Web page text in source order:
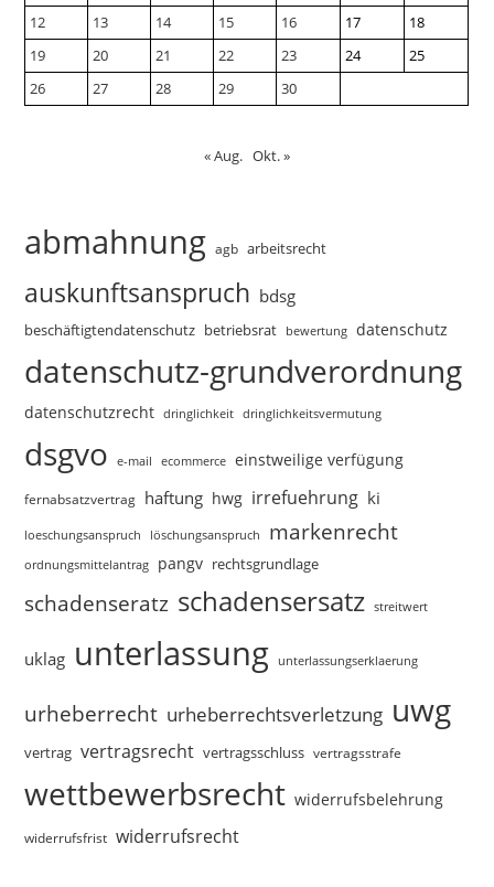
12
13 14 15 16 17
18
19
20 21 22 23 24
25
26
27 28 29 30
« Aug. Okt. »
abmahnung agb arbeitsrecht
auskunftsanspruch bdsg
beschäftigtendatenschutz betriebsrat bewertung datenschutz
datenschutz-grundverordnung
datenschutzrecht dringlichkeit dringlichkeitsvermutung
dsgvo e-mail ecommerce einstweilige verfügung
fernabsatzvertrag haftung hwg irrefuehrung ki
loeschungsanspruch löschungsanspruch markenrecht
ordnungsmittelantrag pangv rechtsgrundlage
schadenseratz schadensersatz streitwert
uklag unterlassung unterlassungserklaerung
urheberrecht urheberrechtsverletzung uwg
vertrag vertragsrecht vertragsschluss vertragsstrafe
wettbewerbsrecht widerrufsbelehrung
widerrufsfrist widerrufsrecht